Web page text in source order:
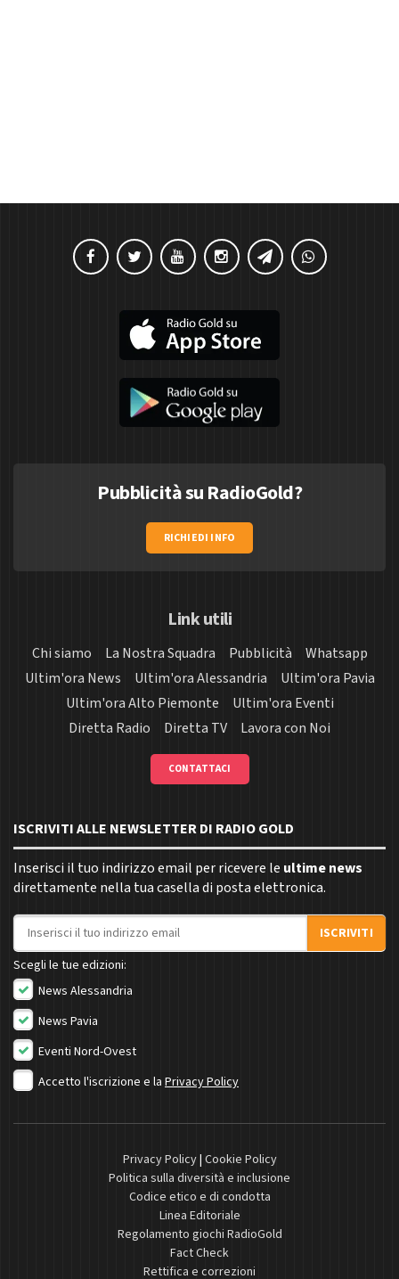
Pubblicità su RadioGold?
RICHIEDI INFO
Link utili
Chi siamo La Nostra Squadra Pubblicità
Whatsapp
Ultim'ora News
Ultim'ora Alessandria
Ultim'ora Pavia
Ultim'ora Alto Piemonte
Ultim'ora Eventi
Diretta Radio
Diretta TV Lavora con Noi
CONTATTACI
ISCRIVITI ALLE NEWSLETTER DI RADIO GOLD
Inserisci il tuo indirizzo email per ricevere le ultime news
direttamente nella tua casella di posta elettronica.
Indirizzo email
ISCRIVITI
Scegli le tue edizioni:
News Alessandria
News Pavia
Eventi Nord-Ovest
Accetto l'iscrizione e la Privacy Policy
Privacy Policy| Cookie Policy
Politica sulla diversità e inclusione
Codice etico e di condotta
Linea Editoriale
Regolamento giochi RadioGold
Fact Check
Rettifica e correzioni